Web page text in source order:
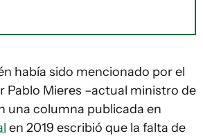
había sido mencionado por el
Pablo Mieres –actual ministro de
una columna publicada en
en 2019 escribió que la falta de